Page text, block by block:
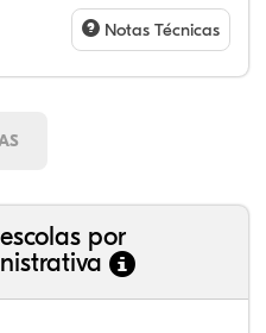
Notas Técnicas
por